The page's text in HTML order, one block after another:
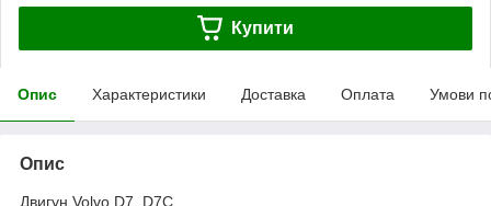
Купити
Опис Характеристики Доставка Оплата Умови
Опис
Двигун Volvo D7, D7C